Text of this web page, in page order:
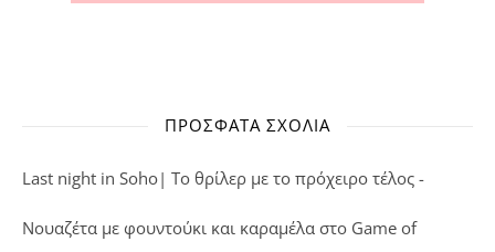
ΠΡΌΣΦΑΤΑ ΣΧΌΛΙΑ
Last night in Soho| Το θρίλερ με το πρόχειρο τέλος -
Νουαζέτα με φουντούκι και καραμέλα στο Game of